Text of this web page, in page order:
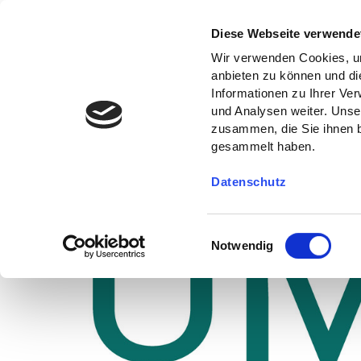
Diese Webseite
Wir verwenden Cookies,
anbieten zu können und
Informationen zu Ihrer
und Analysen weiter.
zusammen, die Sie ihnen
gesammelt haben.
Datenschutz
i
i
Notwendig